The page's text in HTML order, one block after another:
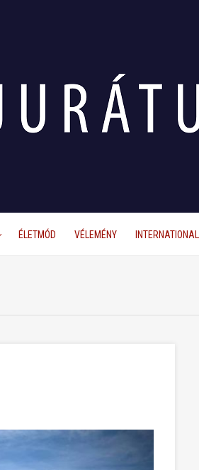
ÉLETMÓD VÉLEMÉNY INTERNATIONAL